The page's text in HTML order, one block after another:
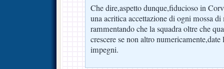
Che dire,aspetto dunque,fiducioso in
una acritica accettazione di ogni mossa di
rammentando che la squadra oltre che
crescere se non altro
impegni.